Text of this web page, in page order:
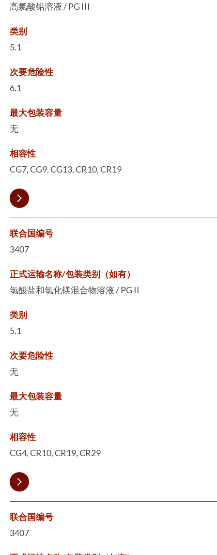
高氯酸铅溶液 / PG III
类别
5.1
次要危险性
6.1
最大包装容量
无
相容性
CG7, CG9, CG13, CR10, CR19
联合国编号
3407
正式运输名称/包装类别（如有）
氯酸盐和氯化镁混合物溶液 / PG II
类别
5.1
次要危险性
无
最大包装容量
无
相容性
CG4, CR10, CR19, CR29
联合国编号
3407